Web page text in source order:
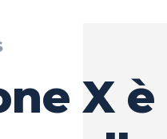
X è